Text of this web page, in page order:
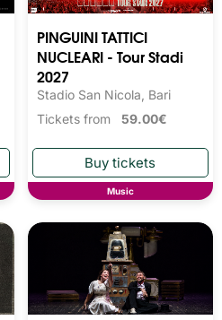
PINGUINI TATTICI
NUCLEARI - Tour Stadi
2027
Stadio San Nicola, Bari
Tickets from 59.00€
Music